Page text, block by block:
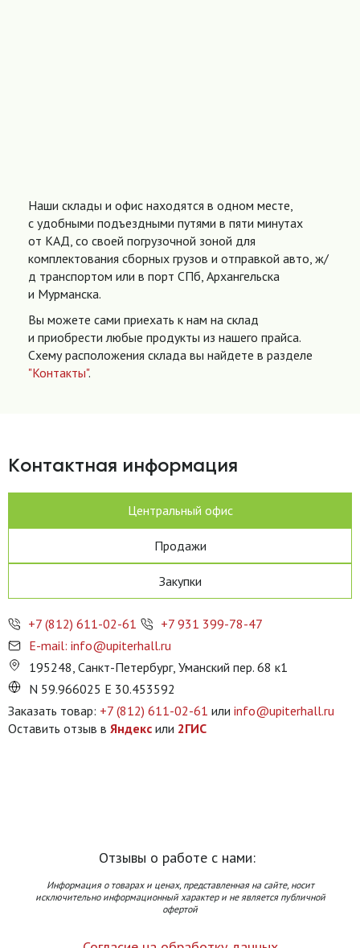
Наши склады и офис находятся в одном месте,
с удобными подъездными путями в пяти минутах
от КАД, со своей погрузочной зоной для
комплектования сборных грузов и отправкой авто, ж/
д транспортом или в порт СПб, Архангельска
и Мурманска.
Вы можете сами приехать к нам на склад
и приобрести любые продукты из нашего прайса.
Схему расположения склада вы найдете в разделе
"Контакты".
Контактная информация
Центральный офис
Продажи
Закупки
+7 (812) 611-02-61
+7 931 399-78-47
E-mail: info@upiterhall.ru
195248, Санкт-Петербург, Уманский пер. 68 к1
N 59.966025 E 30.453592
Заказать товар: +7 (812) 611-02-61 или info@upiterhall.ru
Оставить отзыв в Яндекс или 2ГИС
Отзывы о работе с нами:
Информация о товарах и ценах, представленная на сайте, носит
исключительно информационный характер и не является публичной
офертой